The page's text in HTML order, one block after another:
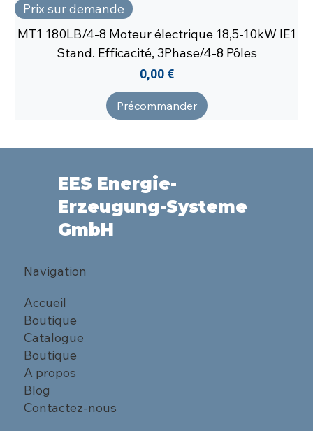
Prix sur demande
MT1 180LB/4-8 Moteur électrique 18,5-10kW IE1
Stand. Efficacité, 3Phase/4-8 Pôles
Prix
0,00 €
Précommander
EES Energie-
Erzeugung-Systeme
GmbH
Navigation
Accueil
Boutique
Catalogue
Boutique
A propos
Blog
Contactez-nous